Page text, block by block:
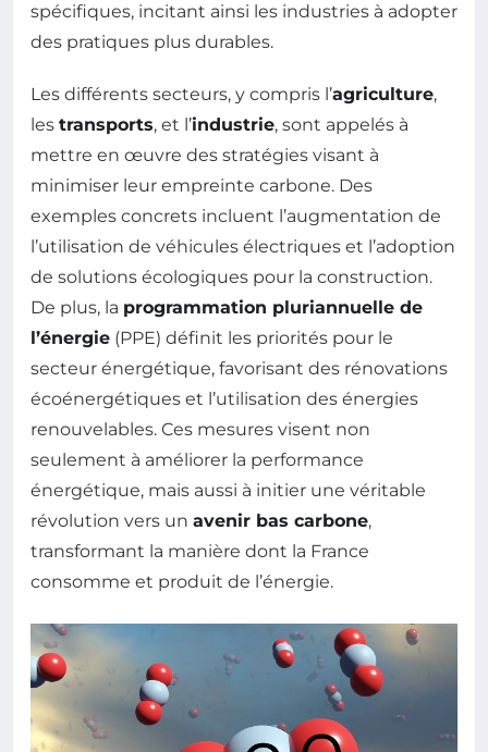
spécifiques, incitant ainsi les industries à adopter
des pratiques plus durables.
Les différents secteurs, y compris l’agriculture,
les transports, et l’industrie, sont appelés à
mettre en œuvre des stratégies visant à
minimiser leur empreinte carbone. Des
exemples concrets incluent l’augmentation de
l’utilisation de véhicules électriques et l’adoption
de solutions écologiques pour la construction.
De plus, la programmation pluriannuelle de
l’énergie (PPE) définit les priorités pour le
secteur énergétique, favorisant des rénovations
écoénergétiques et l’utilisation des énergies
renouvelables. Ces mesures visent non
seulement à améliorer la performance
énergétique, mais aussi à initier une véritable
révolution vers un avenir bas carbone,
transformant la manière dont la France
consomme et produit de l’énergie.